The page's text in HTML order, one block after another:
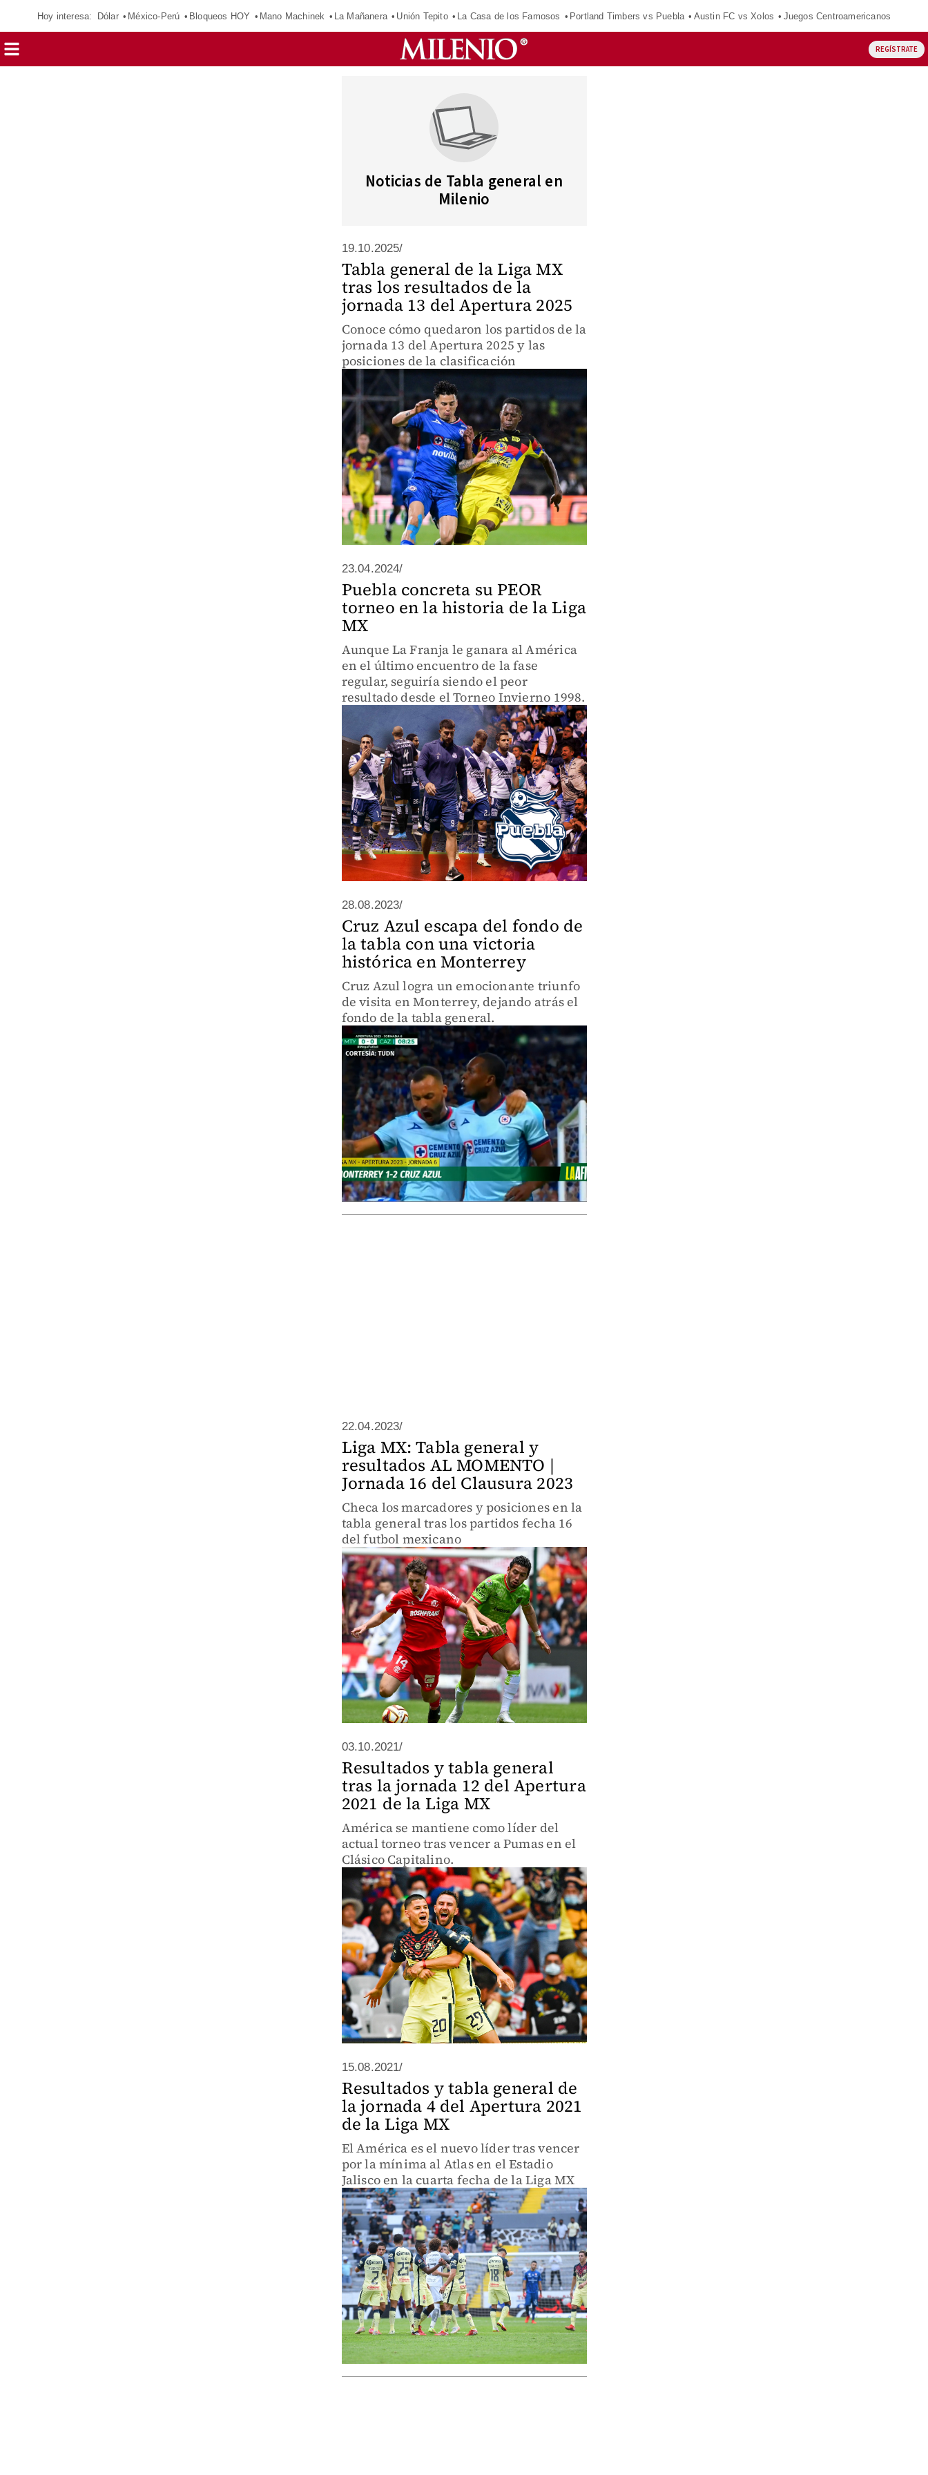
Hoy interesa: Dólar México-Perú Bloqueos HOY Mano Machinek La Mañanera Unión Tepito La Casa de los Famosos Portland Timbers vs Puebla Austin FC vs Xolos Juegos Centroamericanos
REGÍSTRATE
Noticias de Tabla general en
Milenio
19.10.2025/
Tabla general de la Liga MX
tras los resultados de la
jornada 13 del Apertura 2025
Conoce cómo quedaron los partidos de la
jornada 13 del Apertura 2025 y las
posiciones de la clasificación
23.04.2024/
Puebla concreta su PEOR
torneo en la historia de la Liga
MX
Aunque La Franja le ganara al América
en el último encuentro de la fase
regular, seguiría siendo el peor
resultado desde el Torneo Invierno 1998.
28.08.2023/
Cruz Azul escapa del fondo de
la tabla con una victoria
histórica en Monterrey
Cruz Azul logra un emocionante triunfo
de visita en Monterrey, dejando atrás el
fondo de la tabla general.
22.04.2023/
Liga MX: Tabla general y
resultados AL MOMENTO |
Jornada 16 del Clausura 2023
Checa los marcadores y posiciones en la
tabla general tras los partidos fecha 16
del futbol mexicano
03.10.2021/
Resultados y tabla general
tras la jornada 12 del Apertura
2021 de la Liga MX
América se mantiene como líder del
actual torneo tras vencer a Pumas en el
Clásico Capitalino.
15.08.2021/
Resultados y tabla general de
la jornada 4 del Apertura 2021
de la Liga MX
El América es el nuevo líder tras vencer
por la mínima al Atlas en el Estadio
Jalisco en la cuarta fecha de la Liga MX